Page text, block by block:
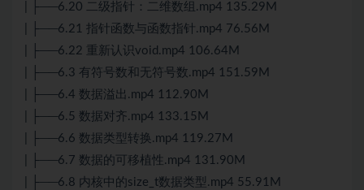
| ├──6.20 二级指针：二维数组.mp4 135.29M
| ├──6.21 指针函数与函数指针.mp4 76.56M
| ├──6.22 重新认识void.mp4 106.64M
| ├──6.3 有符号数和无符号数.mp4 151.59M
| ├──6.4 数据溢出.mp4 112.90M
| ├──6.5 数据对齐.mp4 133.15M
| ├──6.6 数据类型转换.mp4 119.27M
| ├──6.7 数据的可移植性.mp4 131.90M
| ├──6.8 内核中的size_t数据类型.mp4 55.91M